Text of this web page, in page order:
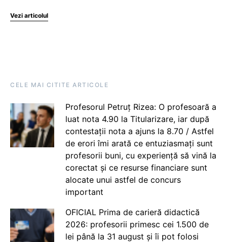
Vezi articolul
CELE MAI CITITE ARTICOLE
Profesorul Petruț Rizea: O profesoară a
luat nota 4.90 la Titularizare, iar după
contestații nota a ajuns la 8.70 / Astfel
de erori îmi arată ce entuziasmați sunt
profesorii buni, cu experiență să vină la
corectat și ce resurse financiare sunt
alocate unui astfel de concurs
important
OFICIAL Prima de carieră didactică
2026: profesorii primesc cei 1.500 de
lei până la 31 august și îi pot folosi